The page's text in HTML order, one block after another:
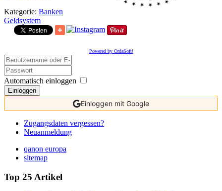
Kategorie: Banken
Geldsystem
Powered by OrdaSoft!
Automatisch einloggen
Einloggen
Einloggen mit Google
Zugangsdaten vergessen?
Neuanmeldung
qanon europa
sitemap
Top 25 Artikel